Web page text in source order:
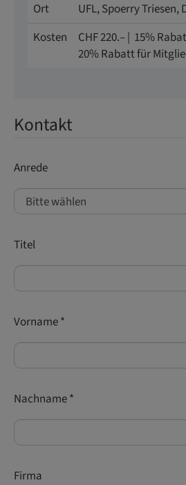
Ort
UFL, Spoerry Triesen,
Kosten
CHF 220.– | 15%
20% Rabatt für
Kontakt
Anrede
Titel
Vorname*
Nachname*
Firma